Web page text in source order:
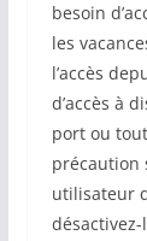
besoin
les
l’accès
d’accès à
port ou
précaution
utilisateur